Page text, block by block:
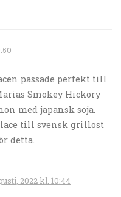
passade perfekt till
Smokey Hickory
med japansk soja.
till svensk grillost
detta.
2022 kl. 10:44